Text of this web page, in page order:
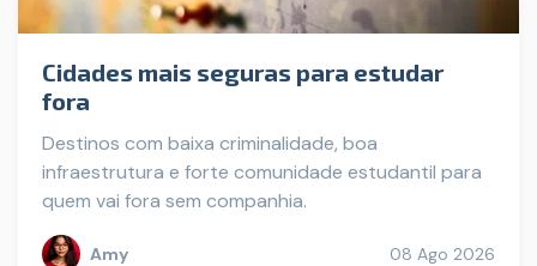
Cidades mais seguras para estudar
fora
Destinos com baixa criminalidade, boa
infraestrutura e forte comunidade estudantil para
quem vai fora sem companhia.
Amy 08 Ago 2026